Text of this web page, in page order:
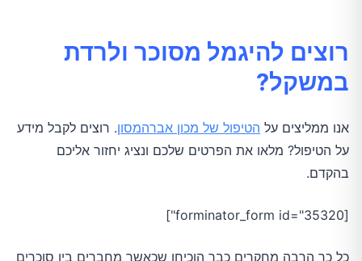
רוצים להיגמל מסוכר ולרדת
במשקל?
אנו ממליצים על הטיפול של מכון אברהמסון. רוצים לקבל מידע
על הטיפול? מלאו את הפרטים שלכם ונציג יחזור אליכם
בהקדם.
[forminator_form id="35320"]
כל כך הרבה מחקרים כבר הוכיחו שכאשר מחברים בין סוכרים